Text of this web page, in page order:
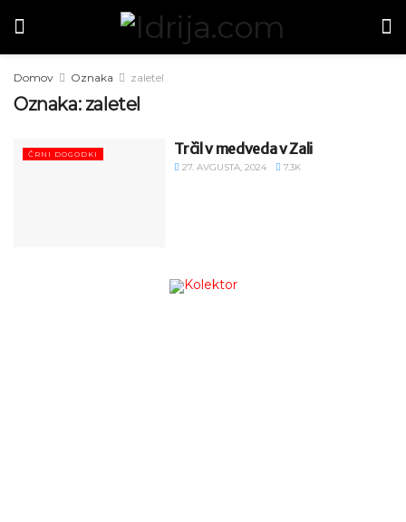
Domov Oznaka zaletel
Oznaka: zaletel
ČRNI DOGODKI Trčil v medveda v Zali
27. AVGUSTA, 2024 7.3K